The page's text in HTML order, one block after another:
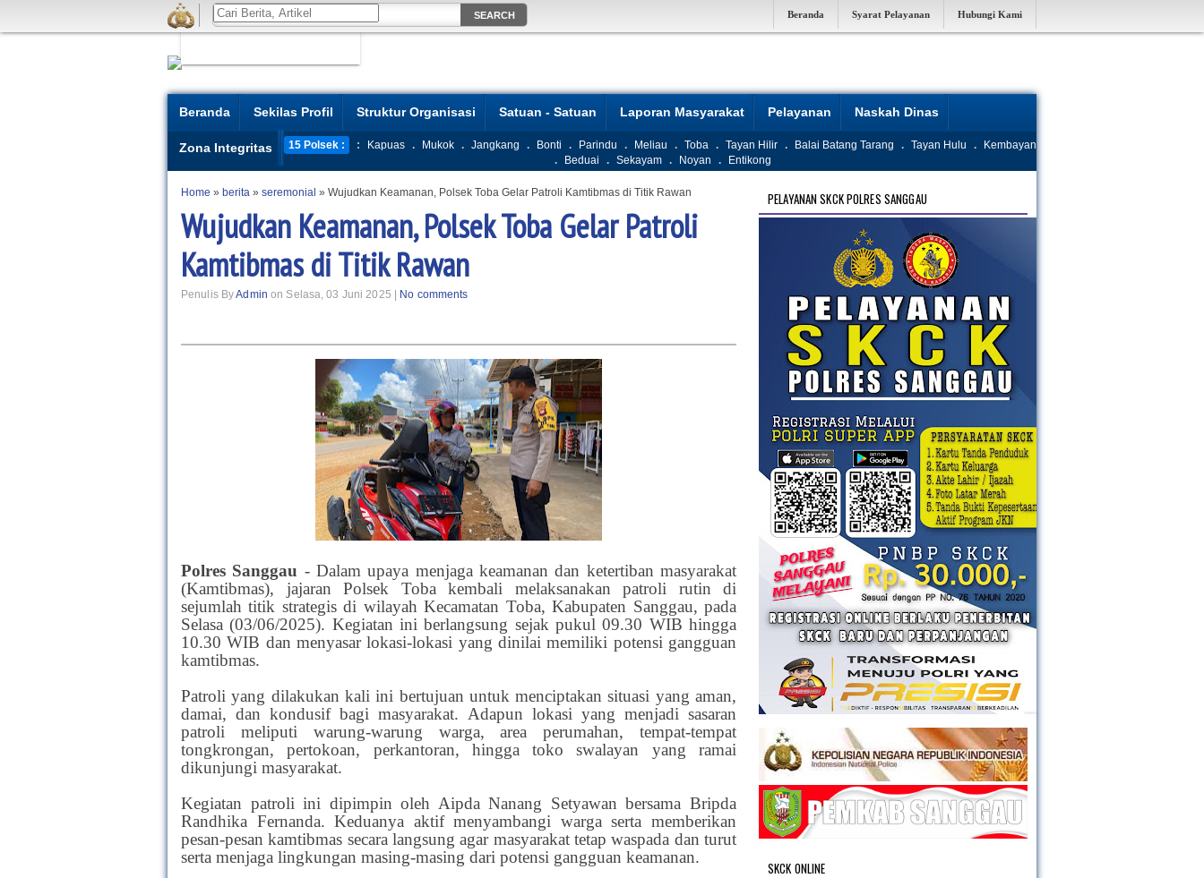
Beranda Syarat Pelayanan Hubungi Kami
Beranda Sekilas Profil Struktur Organisasi Satuan - Satuan Laporan Masyarakat Pelayanan Naskah Dinas
Zona Integritas 15 Polsek : : Kapuas . Mukok . Jangkang . Bonti . Parindu . Meliau . Toba . Tayan Hilir . Balai Batang Tarang . Tayan Hulu .
Kembayan
.
Beduai . Sekayam . Noyan . Entikong
Home » berita » seremonial » Wujudkan Keamanan, Polsek Toba Gelar Patroli Kamtibmas di Titik Rawan
Wujudkan Keamanan, Polsek Toba Gelar Patroli
Kamtibmas di Titik Rawan
Penulis ByAdmin on Selasa, 03 Juni 2025 | No comments
Polres Sanggau - Dalam upaya menjaga keamanan dan ketertiban masyarakat
(Kamtibmas), jajaran Polsek Toba kembali melaksanakan patroli rutin di
sejumlah titik strategis di wilayah Kecamatan Toba, Kabupaten Sanggau, pada
Selasa (03/06/2025). Kegiatan ini berlangsung sejak pukul 09.30 WIB hingga
10.30 WIB dan menyasar lokasi-lokasi yang dinilai memiliki potensi gangguan
kamtibmas.
Patroli yang dilakukan kali ini bertujuan untuk menciptakan situasi yang aman,
damai, dan kondusif bagi masyarakat. Adapun lokasi yang menjadi sasaran
patroli meliputi warung-warung warga, area perumahan, tempat-tempat
tongkrongan, pertokoan, perkantoran, hingga toko swalayan yang ramai
dikunjungi masyarakat.
Kegiatan patroli ini dipimpin oleh Aipda Nanang Setyawan bersama Bripda
Randhika Fernanda. Keduanya aktif menyambangi warga serta memberikan
pesan-pesan kamtibmas secara langsung agar masyarakat tetap waspada dan turut
serta menjaga lingkungan masing-masing dari potensi gangguan keamanan.
PELAYANAN SKCK POLRES SANGGAU
SKCK ONLINE